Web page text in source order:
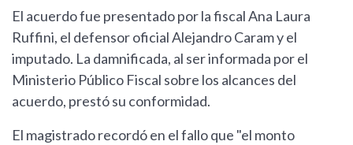
El acuerdo fue presentado por la fiscal Ana Laura
Ruffini, el defensor oficial Alejandro Caram y el
imputado. La damnificada, al ser informada por el
Ministerio Público Fiscal sobre los alcances del
acuerdo, prestó su conformidad.
El magistrado recordó en el fallo que "el monto